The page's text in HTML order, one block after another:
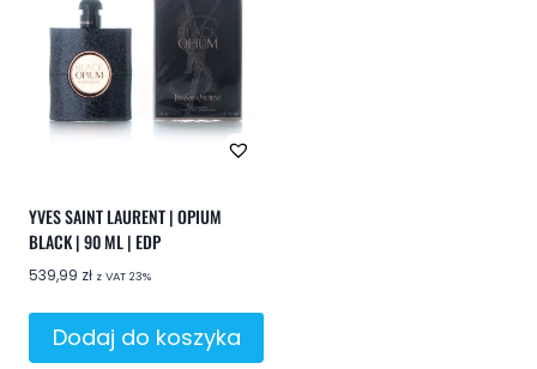
YVES SAINT LAURENT | OPIUM
BLACK | 90 ML | EDP
539,99 zł z VAT 23%
Dodaj do koszyka